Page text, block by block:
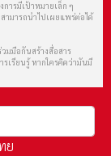
การมีเป้าหมายเล็ก ๆ
ามารถนำไปเผยแพร่ต่อได้
มมือกันสร้างสื่อสาร
รเรียนรู้ หากใครคิดว่ามันมี
ย